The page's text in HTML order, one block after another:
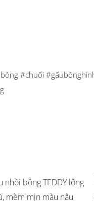
#chuối